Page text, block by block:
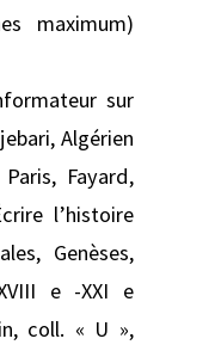
maximum)
sur
Algérien
Fayard,
l’histoire
Genèses,
e ‑XXI e
coll. « U »,